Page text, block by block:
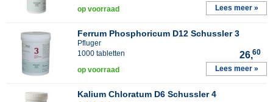
op voorraad Lees meer »
Ferrum Phosphoricum D12 Schussler 3
Pfluger
1000 tabletten
26,60
op voorraad Lees meer »
Kalium Chloratum D6 Schussler 4